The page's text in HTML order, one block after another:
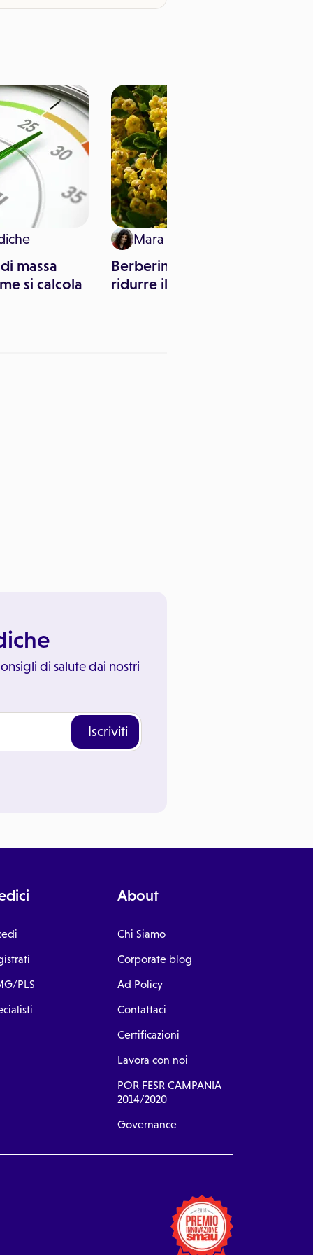
massa
si calcola
Mara Pitari
Berberina, un aiuto per
ridurre il colesterolo
di salute dai nostri
Iscriviti
PLS
About
Chi Siamo
Corporate blog
Ad Policy
Contattaci
Certificazioni
Lavora con noi
POR FESR CAMPANIA
2014/2020
Governance